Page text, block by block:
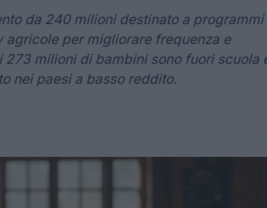
da 240 milioni destinato a programmi
per migliorare frequenza e
milioni di bambini sono fuori scuola
nei paesi a basso reddito.